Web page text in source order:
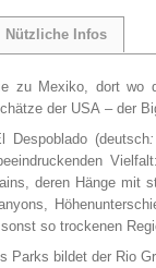
Nützliche Infos
zu Mexiko, dort wo
der USA –der
Despoblado (deutsch:
deren Hänge mit
so trockenen
Parks bildet der Rio